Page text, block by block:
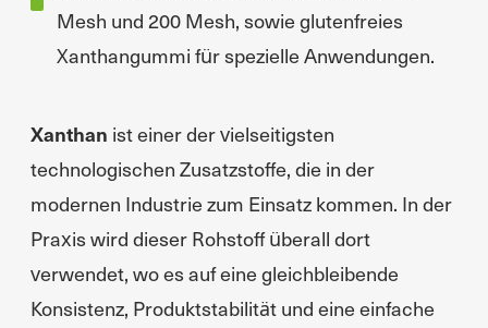
Mesh und 200 Mesh, sowie glutenfreies
Xanthangummi für spezielle Anwendungen.
Xanthan ist einer der vielseitigsten
technologischen Zusatzstoffe, die in der
modernen Industrie zum Einsatz kommen. In der
Praxis wird dieser Rohstoff überall dort
verwendet, wo es auf eine gleichbleibende
Konsistenz, Produktstabilität und eine einfache